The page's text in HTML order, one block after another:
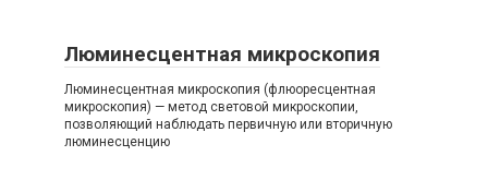
Люминесцентная микроскопия
Люминесцентная микроскопия (флюоресцентная
микроскопия) — метод световой микроскопии,
позволяющий наблюдать первичную или вторичную
люминесценцию